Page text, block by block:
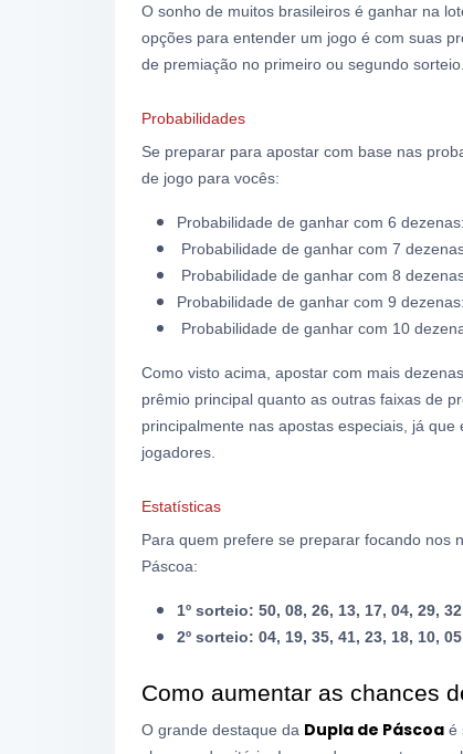
O sonho de muitos brasileiros é ganhar na
opções para entender um jogo é com suas
de premiação no primeiro ou segundo
Probabilidades
Se preparar para apostar com base nas
de jogo para vocês:
Probabilidade de ganhar com 6 dezenas
Probabilidade de ganhar com 7
Probabilidade de ganhar com 8
Probabilidade de ganhar com 9
Probabilidade de ganhar com 10
Como visto acima, apostar com mais
prêmio principal quanto as outras faixas de
principalmente nas apostas especiais, já
jogadores.
Estatísticas
Para quem prefere se preparar focando nos
Páscoa:
1º sorteio: 50, 08, 26, 13, 17, 04, 29,
2º sorteio: 04, 19, 35, 41, 23, 18, 10,
Como aumentar as chances
O grande destaque da Dupla de Páscoa é